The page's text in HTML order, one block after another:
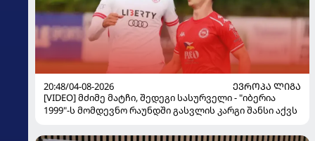
20:48/04-08-2026
ᲔᲕᲠᲝᲞᲐ ᲚᲘᲒᲐ
[VIDEO] მძიმე მატჩი, შედეგი სასურველი - "იბერია
1999"-ს მომდევნო რაუნდში გასვლის კარგი შანსი აქვს